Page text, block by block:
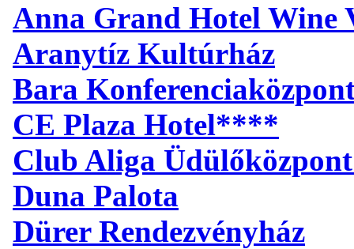
Anna Grand Hotel Wine
Aranytíz Kultúrház
Bara
CE Plaza Hotel****
Club Aliga Üdülőközpont
Duna Palota
Dürer Rendezvényház